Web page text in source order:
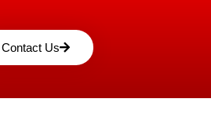
Contact Us